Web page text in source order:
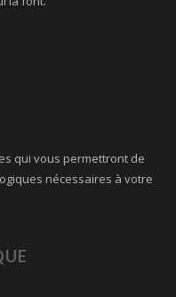
qui vous permettront de
nécessaires à votre